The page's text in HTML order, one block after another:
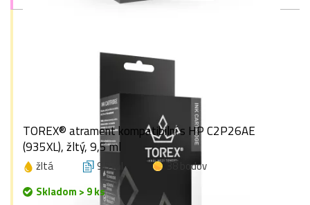
TOREX® atrament kompatibilní s HP C2P26AE
(935XL), žltý, 9,5 ml
žltá 9,5 ml
38 bodov
Skladom > 9 ks